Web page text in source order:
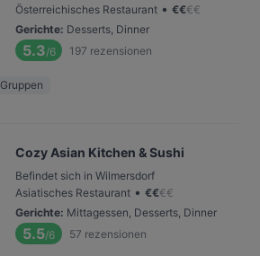
Österreichisches Restaurant • €€€€
Gerichte: Desserts, Dinner
5.3/6 197 rezensionen
Gruppen
Cozy Asian Kitchen & Sushi
Befindet sich in Wilmersdorf
Asiatisches Restaurant • €€€€
Gerichte: Mittagessen, Desserts, Dinner
5.5/6 57 rezensionen